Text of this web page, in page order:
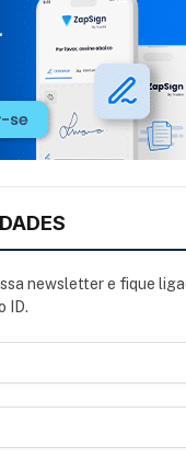
newsletter e fique
ID.